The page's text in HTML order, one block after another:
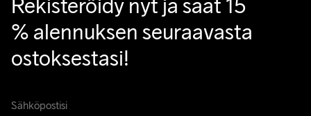
Rekisteröidy nyt ja saat 15
% alennuksen seuraavasta
ostoksestasi!